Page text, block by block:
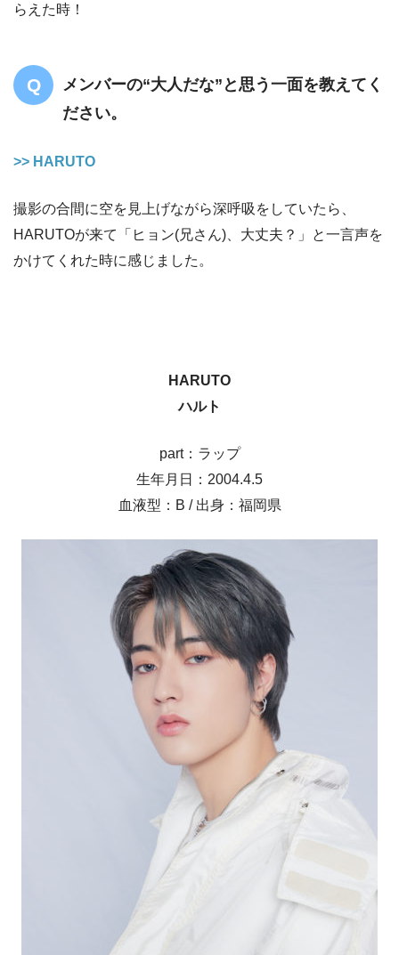
らえた時！
メンバーの“大人だな”と思う一面を教えてく
ださい。
>> HARUTO
撮影の合間に空を見上げながら深呼吸をしていたら、
HARUTOが来て「ヒョン(兄さん)、大丈夫？」と一言声を
かけてくれた時に感じました。
HARUTO
ハルト
part：ラップ
生年月日：2004.4.5
血液型：B / 出身：福岡県